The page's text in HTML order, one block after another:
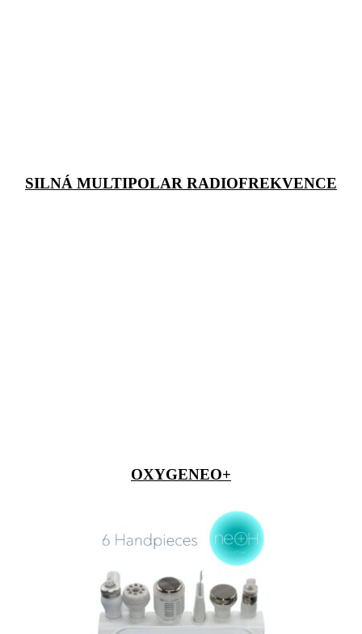
SILNÁ MULTIPOLAR RADIOFREKVENCE
OXYGENEO+